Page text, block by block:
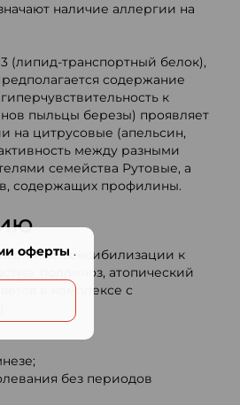
наличие аллергии на
(липид-транспортный белок),
содержание
к
пыльцы березы) проявляет
на цитрусовые (апельсин,
между разными
семейства Рутовые, а
содержащих профилины.
сенсибилизации к
поллиноз, атопический
в комплексе с
без периодов
оферты .